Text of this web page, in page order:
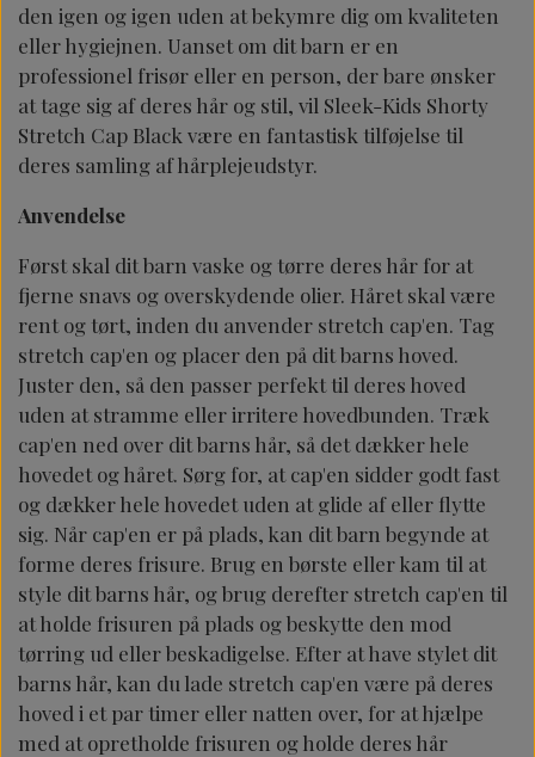
den igen og igen uden at bekymre dig om kvaliteten
eller hygiejnen. Uanset om dit barn er en
professionel frisør eller en person, der bare ønsker
at tage sig af deres hår og stil, vil Sleek-Kids Shorty
Stretch Cap Black være en fantastisk tilføjelse til
deres samling af hårplejeudstyr.
Anvendelse
Først skal dit barn vaske og tørre deres hår for at
fjerne snavs og overskydende olier. Håret skal være
rent og tørt, inden du anvender stretch cap'en. Tag
stretch cap'en og placer den på dit barns hoved.
Juster den, så den passer perfekt til deres hoved
uden at stramme eller irritere hovedbunden. Træk
cap'en ned over dit barns hår, så det dækker hele
hovedet og håret. Sørg for, at cap'en sidder godt fast
og dækker hele hovedet uden at glide af eller flytte
sig. Når cap'en er på plads, kan dit barn begynde at
forme deres frisure. Brug en børste eller kam til at
style dit barns hår, og brug derefter stretch cap'en til
at holde frisuren på plads og beskytte den mod
tørring ud eller beskadigelse. Efter at have stylet dit
barns hår, kan du lade stretch cap'en være på deres
hoved i et par timer eller natten over, for at hjælpe
med at opretholde frisuren og holde deres hår